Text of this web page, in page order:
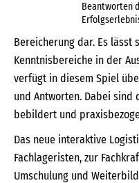
Beantworten
Bereicherung dar. Es
Kenntnisbereiche in der
verfügt in diesem Spiel
und Antworten. Dabei sind
bebildert und
Das neue interaktive
Fachlageristen, zur
Umschulung und